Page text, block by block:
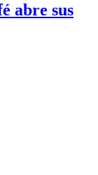
abre sus